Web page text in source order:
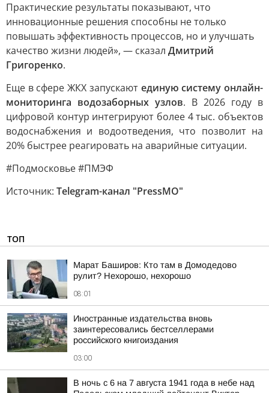
Практические результаты показывают, что
инновационные решения способны не только
повышать эффективность процессов, но и улучшать
качество жизни людей», — сказал Дмитрий
Григоренко.
Еще в сфере ЖКХ запускают единую систему онлайн-
мониторинга водозаборных узлов. В 2026 году в
цифровой контур интегрируют более 4 тыс. объектов
водоснабжения и водоотведения, что позволит на
20% быстрее реагировать на аварийные ситуации.
#Подмосковье #ПМЭФ
Источник: Telegram-канал "PressMO"
ТОП
Марат Баширов: Кто там в Домодедово
рулит? Нехорошо, нехорошо
08:01
Иностранные издательства вновь
заинтересовались бестселлерами
российского книгоиздания
03:00
В ночь с 6 на 7 августа 1941 года в небе над